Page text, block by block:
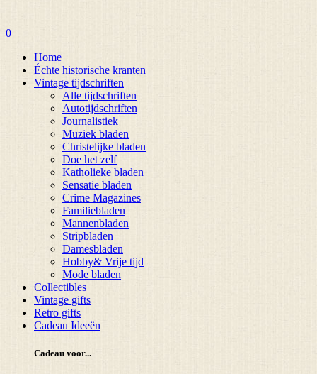
0
Home
Échte historische kranten
Vintage tijdschriften
Alle tijdschriften
Autotijdschriften
Journalistiek
Muziek bladen
Christelijke bladen
Doe het zelf
Katholieke bladen
Sensatie bladen
Crime Magazines
Familiebladen
Mannenbladen
Stripbladen
Damesbladen
Hobby& Vrije tijd
Mode bladen
Collectibles
Vintage gifts
Retro gifts
Cadeau Ideeën
Cadeau voor...